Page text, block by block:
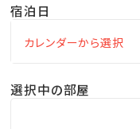
22：30）
・コインランドリー
宿泊日
選択中の部屋